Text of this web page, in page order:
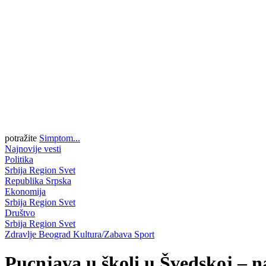
potražite Simptom...
Najnovije vesti
Politika
Srbija Region Svet
Republika Srpska
Ekonomija
Srbija Region Svet
Društvo
Srbija Region Svet
Zdravlje Beograd Kultura/Zabava Sport